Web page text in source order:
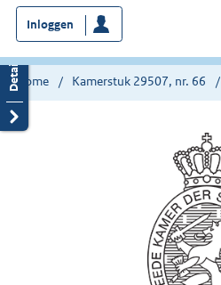
bent
nu
hier:
Inloggen
Home Kamerstuk 29507, nr. 66